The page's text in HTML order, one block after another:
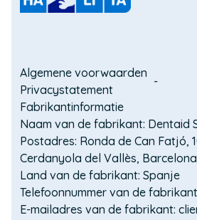
nieuw
nieuw
venster)
Domain
menu
for
VITIS
for
life
Algemene voorwaarden
Privacystatement
Fabrikantinformatie
Naam van de fabrikant: Dentaid
Postadres: Ronda de Can Fatjó,
Cerdanyola del Vallès, Barcelona
Land van de fabrikant: Spanje
Telefoonnummer van de
E-mailadres van de fabrikant: